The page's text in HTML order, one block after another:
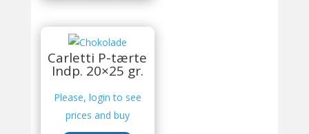
Carletti P-tærte
Indp. 20×25 gr.
Please, login to see
prices and buy